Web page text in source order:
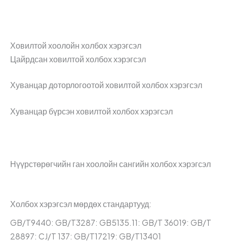
Ховилтой хоолойн холбох хэрэгсэл
Цайрдсан ховилтой холбох хэрэгсэл
Хуванцар доторлогоотой ховилтой холбох хэрэгсэл
Хуванцар бүрсэн ховилтой холбох хэрэгсэл
Нүүрстөрөгчийн ган хоолойн сангийн холбох хэрэгсэл
Холбох хэрэгсэл мөрдөх стандартууд:
GB/T9440: GB/T3287: GB5135.11: GB/T 36019: GB/T
28897: CJ/T 137: GB/T17219: GB/T13401